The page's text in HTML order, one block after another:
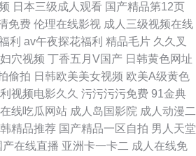
日本三级成人观看 国产精品第12页
免费 伦理在线影视 成人三级视频在线
利 av午夜探花福利 精品毛片 久久叉
穴视频 丁香五月V国产 日韩黄色网址
偷拍 日韩欧美美女视频 欧美A级黄色
视频电影久久 污污污污免费 91金典
线吃瓜网站 成人岛国影院 成人动漫二
精品推荐 国产精品一区自拍 男人天堂
产在线直播 亚洲卡一卡二 成人在线免